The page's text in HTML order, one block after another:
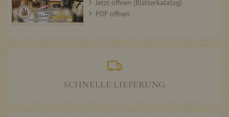
Jetzt öffnen (Blätterkatalog)
PDF öffnen
SCHNELLE LIEFERUNG